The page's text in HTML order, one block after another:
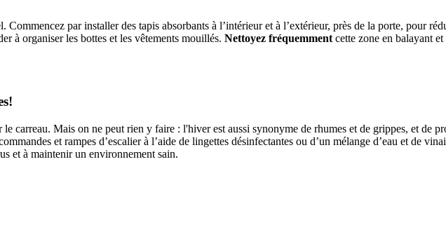
Commencez par installer des tapis absorbants à l’intérieur et à l’extérieur, près de la porte, pour
à organiser les bottes et les vêtements mouillés. Nettoyez fréquemment cette zone en balayant
le carreau. Mais on ne peut rien y faire : l'hiver est aussi synonyme de rhumes et de grippes, et de
et rampes d’escalier à l’aide de lingettes désinfectantes ou d’un mélange d’eau et de
et à maintenir un environnement sain.